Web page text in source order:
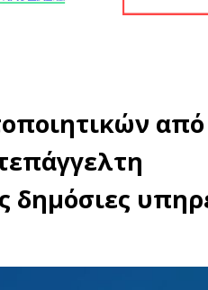
από
δημόσιες